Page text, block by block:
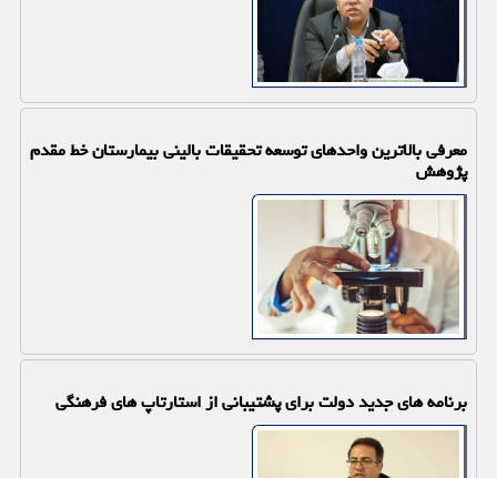
معرفی بالاترین واحدهای توسعه تحقیقات بالینی بیمارستان خط مقدم
پژوهش
برنامه های جدید دولت برای پشتیبانی از استارتاپ های فرهنگی